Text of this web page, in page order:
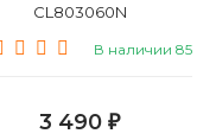
CL803060N
В наличии 85
3 490 ₽